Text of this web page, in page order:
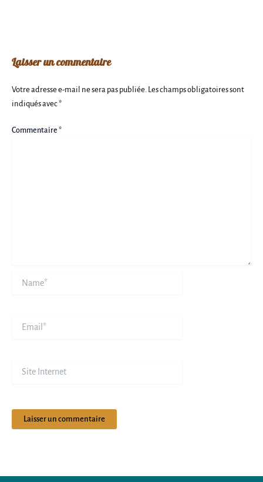
Laisser un commentaire
Votre adresse e-mail ne sera pas publiée. Les champs obligatoires sont
indiqués avec*
Commentaire *
Internet